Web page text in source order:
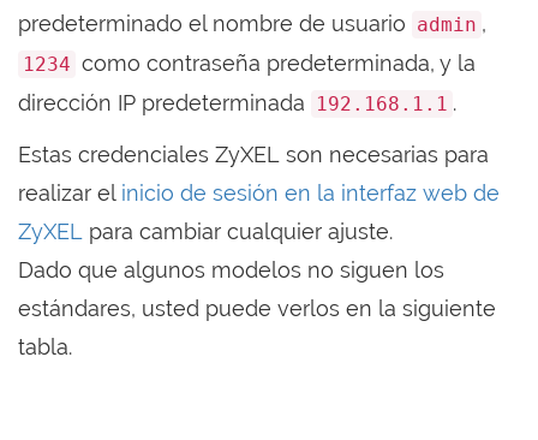
predeterminado el nombre de usuario admin ,
1234 como contraseña predeterminada, y la
dirección IP predeterminada
192.168.1.1 .
Estas credenciales ZyXEL son necesarias para
realizar el inicio de sesión en la interfaz web de
ZyXEL para cambiar cualquier ajuste.
Dado que algunos modelos no siguen los
estándares, usted puede verlos en la siguiente
tabla.